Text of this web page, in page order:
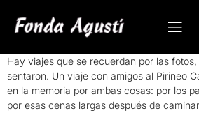
Hay viajes que se recuerdan por las
sentaron. Un viaje con amigos al Pirineo
en la memoria por ambas cosas: por los
por esas cenas largas después de